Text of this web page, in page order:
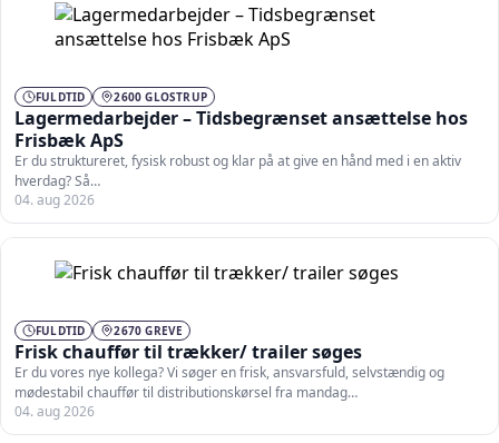
FULDTID 2600 GLOSTRUP
Lagermedarbejder – Tidsbegrænset ansættelse hos
Frisbæk ApS
Er du struktureret, fysisk robust og klar på at give en hånd med i en aktiv
hverdag? Så…
04. aug 2026
FULDTID 2670 GREVE
Frisk chauffør til trækker/ trailer søges
Er du vores nye kollega? Vi søger en frisk, ansvarsfuld, selvstændig og
mødestabil chauffør til distributionskørsel fra mandag…
04. aug 2026